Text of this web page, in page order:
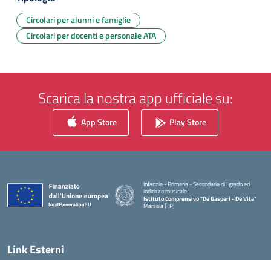
Circolari per alunni e famiglie
Circolari per docenti e personale ATA
Scarica la nostra app ufficiale su:
App Store Play Store
Infanzia - Primaria - Secondaria di I grado ad
indirizzo musicale
Istituto Comprensivo "De Gasperi - De Vita"
Marsala (TP)
Link Esterni